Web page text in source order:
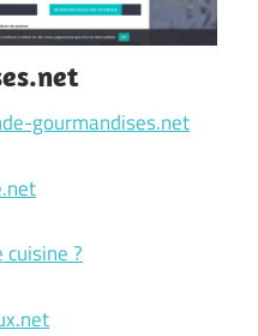
gourmandises.net
?